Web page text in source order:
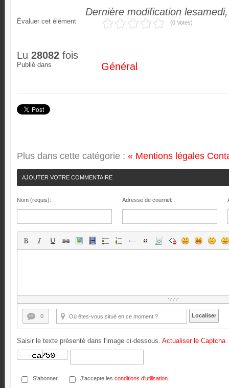
Dernière modification
Évaluer cet élément (0 Votes)
Lu 28082 fois
Publié dans Général
Plus dans cette catégorie : « Mentions légales
AJOUTER VOTRE COMMENTAIRE
Nom (requis): Adresse de courriel:
0 Localiser
Saisir le texte présenté dans l'image ci-dessous. Actualiser le Captcha
S'abonner J'accepte les conditions d'utilisation